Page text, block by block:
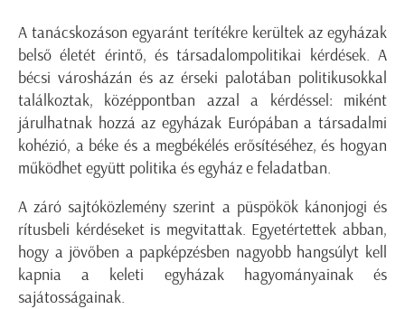
A tanácskozáson egyaránt terítékre kerültek az egyházak
belső életét érintő, és társadalompolitikai kérdések. A
bécsi városházán és az érseki palotában politikusokkal
találkoztak, középpontban azzal a kérdéssel: miként
járulhatnak hozzá az egyházak Európában a társadalmi
kohézió, a béke és a megbékélés erősítéséhez, és hogyan
működhet együtt politika és egyház e feladatban.
A záró sajtóközlemény szerint a püspökök kánonjogi és
rítusbeli kérdéseket is megvitattak. Egyetértettek abban,
hogy a jövőben a papképzésben nagyobb hangsúlyt kell
kapnia a keleti egyházak hagyományainak és
sajátosságainak.